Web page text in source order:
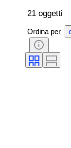
21 oggetti
Ordina per